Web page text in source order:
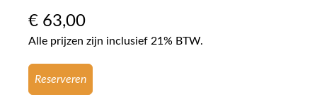
€ 63,00
Alle prijzen zijn inclusief 21% BTW.
Reserveren